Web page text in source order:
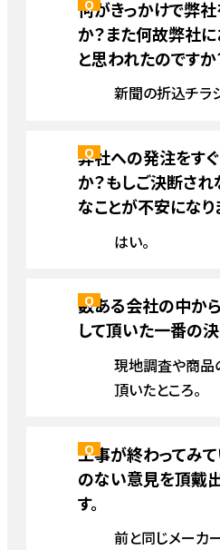
何がきっかけで弊
か？また何故弊社
と思われたのですか
新聞の折込チラ
弊社への発注をす
か？もしご決断さ
なことが不安になり
はい。
数ある会社の中か
して頂いた一番の
現地調査や商品
頂いたところ。
工事が終わってみ
のない意見を頂戴
す。
前と同じメーカ